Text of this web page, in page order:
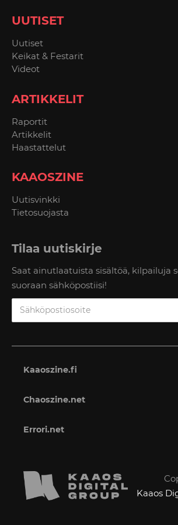
UUTISET
Uutiset
Keikat & Festarit
Videot
ARTIKKELIT
Raportit
Artikkelit
Haastattelut
KAAOSZINE
Uutisvinkki
Tietosuojasta
Tilaa uutiskirje
Saat ainutlaatuista sisältöä, kilpailuja
suoraan sähköpostiisi!
Kaaoszine.fi
Chaoszine.net
Errori.net
Kaaos